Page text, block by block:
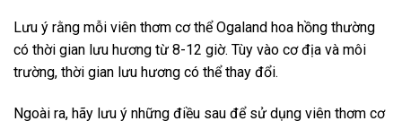
Lưu ý rằng mỗi viên thơm cơ thể Ogaland hoa hồng thường
có thời gian lưu hương từ 8-12 giờ. Tùy vào cơ địa và môi
trường, thời gian lưu hương có thể thay đổi.
Ngoài ra, hãy lưu ý những điều sau để sử dụng viên thơm cơ